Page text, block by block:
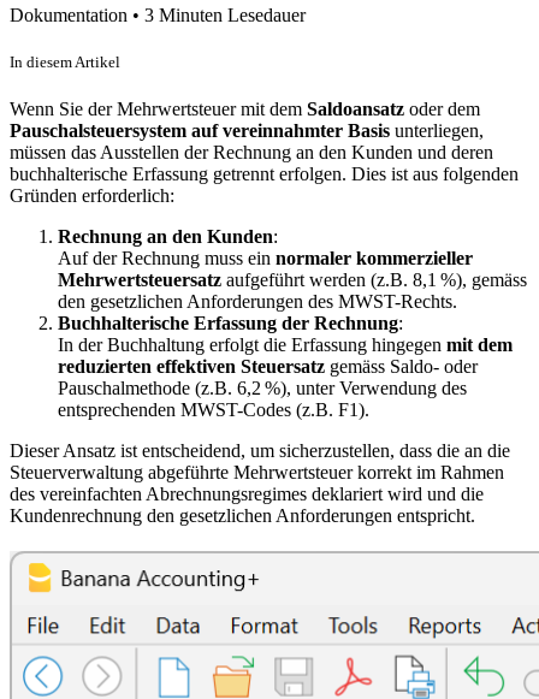
Dokumentation • 3 Minuten Lesedauer
In diesem Artikel
Wenn Sie der Mehrwertsteuer mit dem Saldoansatz oder dem
Pauschalsteuersystem auf vereinnahmter Basis unterliegen,
müssen das Ausstellen der Rechnung an den Kunden und deren
buchhalterische Erfassung getrennt erfolgen. Dies ist aus folgenden
Gründen erforderlich:
Rechnung an den Kunden:
Auf der Rechnung muss ein normaler kommerzieller
Mehrwertsteuersatz aufgeführt werden (z.B. 8,1 %), gemäss
den gesetzlichen Anforderungen des MWST-Rechts.
Buchhalterische Erfassung der Rechnung:
In der Buchhaltung erfolgt die Erfassung hingegen mit dem
reduzierten effektiven Steuersatz gemäss Saldo- oder
Pauschalmethode (z.B. 6,2 %), unter Verwendung des
entsprechenden MWST-Codes (z.B. F1).
Dieser Ansatz ist entscheidend, um sicherzustellen, dass die an die
Steuerverwaltung abgeführte Mehrwertsteuer korrekt im Rahmen
des vereinfachten Abrechnungsregimes deklariert wird und die
Kundenrechnung den gesetzlichen Anforderungen entspricht.